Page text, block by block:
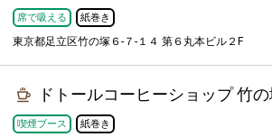
席で吸える 紙巻き
東京都足立区竹の塚６-７-１４ 第６丸本ビル２F
ドトールコーヒーショップ 竹
喫煙ブース 紙巻き